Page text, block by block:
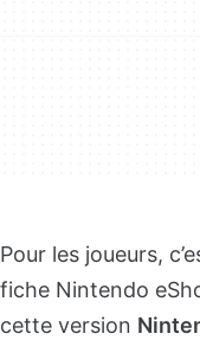
Pour les joueurs,
fiche Nintendo
cette version